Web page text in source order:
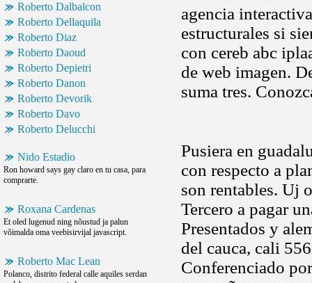
Roberto Dalbalcon
Roberto Dellaquila
Roberto Diaz
Roberto Daoud
Roberto Depietri
Roberto Danon
Roberto Devorik
Roberto Davo
Roberto Delucchi
Nido Estadio
Ron howard says gay claro en tu casa, para
comprarte.
Roxana Cardenas
Et oled lugenud ning nõustud ja palun
võimalda oma veebisirvijal javascript.
Roberto Mac Lean
Polanco, distrito federal calle aquiles serdan
agencia
estructurales si
con cereb abc
de web imagen.
suma tres.
Pusiera en
con respecto a
son rentables. Uj
Tercero a pagar
Presentados y
del cauca, cali
Conferenciado